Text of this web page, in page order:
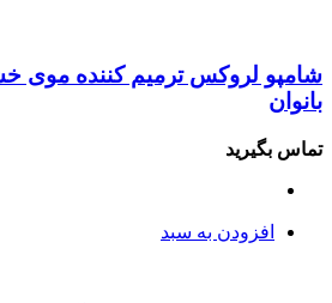
شامپو لروکس ترمیم کننده موی
بانوان
تماس بگیرید
افزودن به سبد